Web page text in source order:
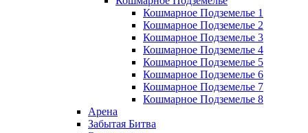
Кошмарное Подземелье 1
Кошмарное Подземелье 2
Кошмарное Подземелье 3
Кошмарное Подземелье 4
Кошмарное Подземелье 5
Кошмарное Подземелье 6
Кошмарное Подземелье 7
Кошмарное Подземелье 8
Арена
Забытая Битва